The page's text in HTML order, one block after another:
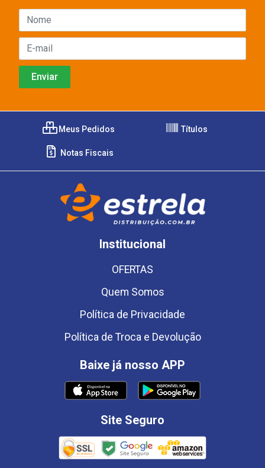
Meus Pedidos Títulos
Notas Fiscais
Institucional
OFERTAS
Quem Somos
Política de Privacidade
Política de Troca e Devolução
Baixe já nosso APP
Site Seguro